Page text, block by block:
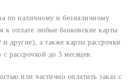
по наличному и безналичному
к оплате любые банковские карты
другие), а также карты рассрочки
рассрочкой до 3 месяцев.
или частично оплатить заказ с